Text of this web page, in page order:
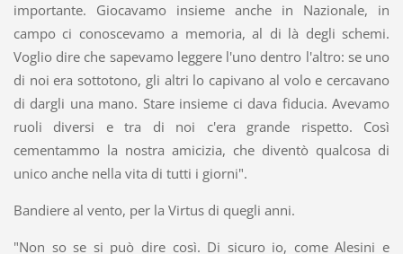
importante. Giocavamo insieme anche in Nazionale, in
campo ci conoscevamo a memoria, al di là degli schemi.
Voglio dire che sapevamo leggere l'uno dentro l'altro: se uno
di noi era sottotono, gli altri lo capivano al volo e cercavano
di dargli una mano. Stare insieme ci dava fiducia. Avevamo
ruoli diversi e tra di noi c'era grande rispetto. Così
cementammo la nostra amicizia, che diventò qualcosa di
unico anche nella vita di tutti i giorni".
Bandiere al vento, per la Virtus di quegli anni.
"Non so se si può dire così. Di sicuro io, come Alesini e